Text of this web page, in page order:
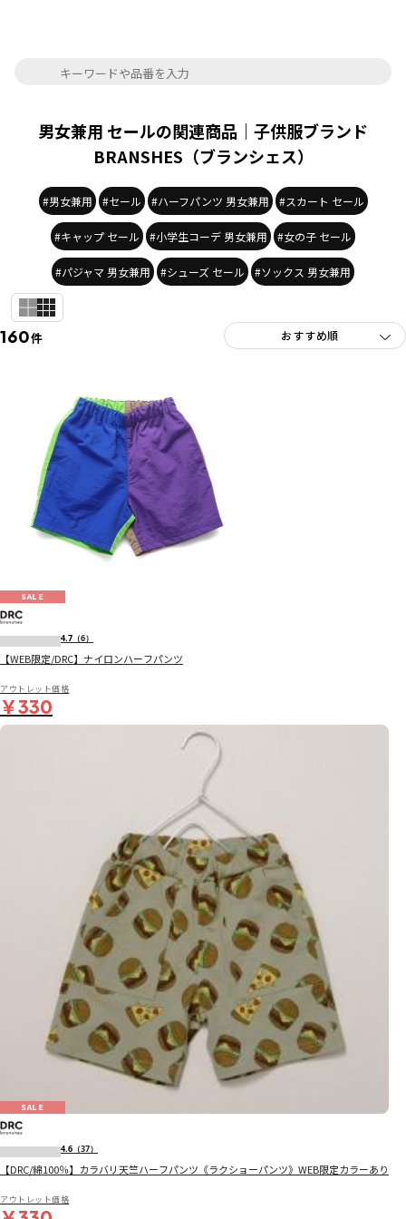
男女兼用 セールの関連商品｜子供服ブランド
BRANSHES（ブランシェス）
#男女兼用 #セール #ハーフパンツ 男女兼用 #スカート セール
#キャップ セール #小学生コーデ 男女兼用 #女の子 セール
#パジャマ 男女兼用 #シューズ セール #ソックス 男女兼用
160件
SALE
4.7 （6）
【WEB限定/DRC】ナイロンハーフパンツ
アウトレット価格
￥330
SALE
4.6 （37）
【DRC/綿100％】カラバリ天竺ハーフパンツ《ラクショーパンツ》WEB限定カラーあり
アウトレット価格